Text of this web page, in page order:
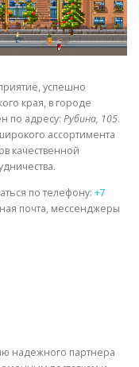
успешно
края, в городе
по адресу: Рубина, 105.
ассортимента
качественной
по телефону: +7
почта, мессенджеры
надежного партнера